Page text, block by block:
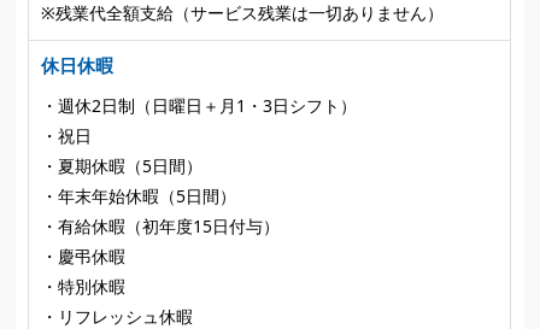
※残業代全額支給（サービス残業は一切ありません）
休日休暇
・週休2日制（日曜日＋月1・3日シフト）
・祝日
・夏期休暇（5日間）
・年末年始休暇（5日間）
・有給休暇（初年度15日付与）
・慶弔休暇
・特別休暇
・リフレッシュ休暇